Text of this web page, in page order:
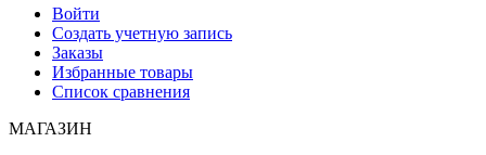
Войти
Создать учетную запись
Заказы
Избранные товары
Список сравнения
МАГАЗИН